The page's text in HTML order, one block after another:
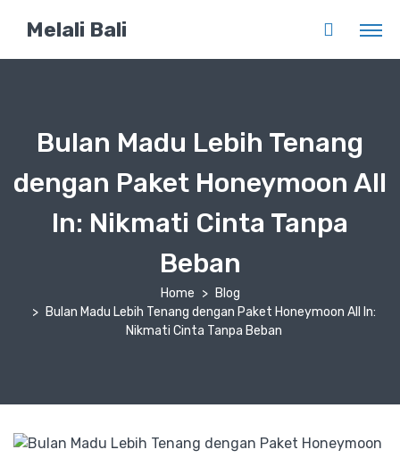
Melali Bali
Bulan Madu Lebih Tenang
dengan Paket Honeymoon All
In: Nikmati Cinta Tanpa
Beban
Home
Blog
Bulan Madu Lebih Tenang dengan Paket Honeymoon All In:
Nikmati Cinta Tanpa Beban